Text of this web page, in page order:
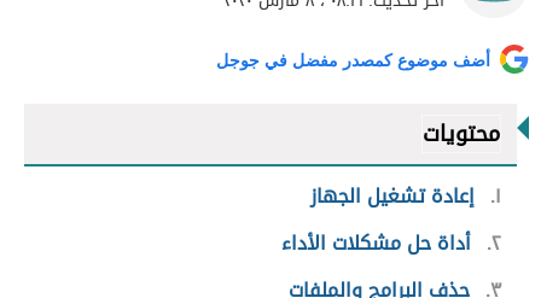
أضف موضوع كمصدر مفضل في جوجل
محتويات
١ إعادة تشغيل الجهاز
٢ أداة حل مشكلات الأداء
٣ حذف البرامج والملفات